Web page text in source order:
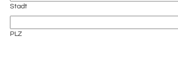
Stadt
PLZ